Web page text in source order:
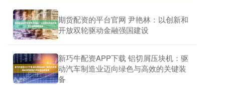
期货配资的平台官网 尹艳林：以创新和
开放双轮驱动金融强国建设
新巧牛配资APP下载 铝切屑压块机：驱
动汽车制造业迈向绿色与高效的关键装
备